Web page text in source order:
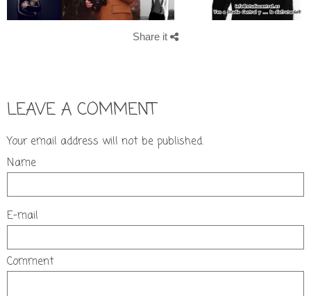
Share it
LEAVE A COMMENT
Your email address will not be published.
Name
E-mail
Comment